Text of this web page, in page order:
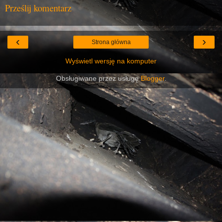
Prześlij komentarz
‹ ›
Strona główna
Wyświetl wersję na komputer
Obsługiwane przez usługęBlogger.